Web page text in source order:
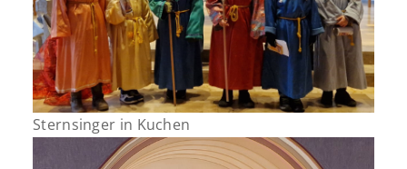
Sternsinger in Kuchen